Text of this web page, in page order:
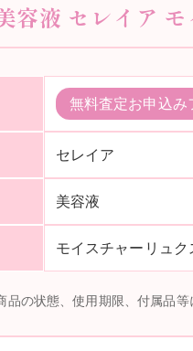
容液 セレイア
無料査定お申込み
セレイア
美容液
モイスチャーリュク
の状態、使用期限、付属品等